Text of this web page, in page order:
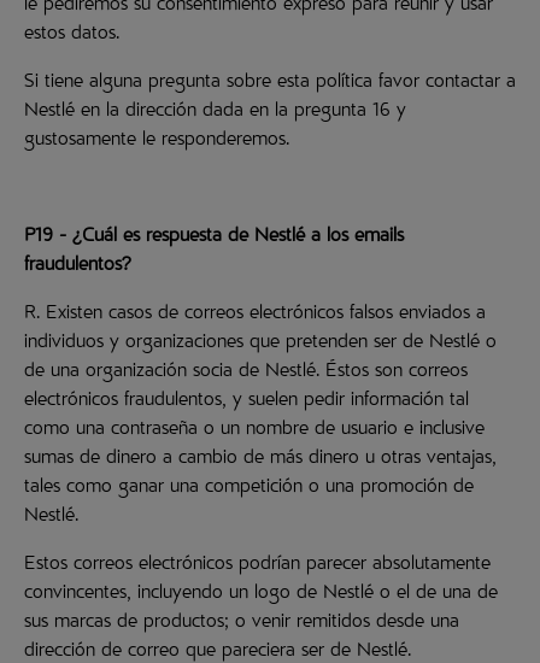
le pediremos su consentimiento expreso para reunir y usar
estos datos.
Si tiene alguna pregunta sobre esta política favor contactar a
Nestlé en la dirección dada en la pregunta 16 y
gustosamente le responderemos.
P19 - ¿Cuál es respuesta de Nestlé a los emails
fraudulentos?
R. Existen casos de correos electrónicos falsos enviados a
individuos y organizaciones que pretenden ser de Nestlé o
de una organización socia de Nestlé. Éstos son correos
electrónicos fraudulentos, y suelen pedir información tal
como una contraseña o un nombre de usuario e inclusive
sumas de dinero a cambio de más dinero u otras ventajas,
tales como ganar una competición o una promoción de
Nestlé.
Estos correos electrónicos podrían parecer absolutamente
convincentes, incluyendo un logo de Nestlé o el de una de
sus marcas de productos; o venir remitidos desde una
dirección de correo que pareciera ser de Nestlé.